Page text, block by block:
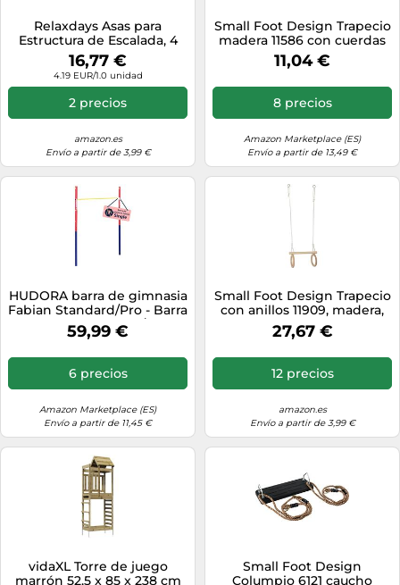
Relaxdays Asas para
Estructura de Escalada, 4
Unidades, hasta 100 kg,
Torre de Juego y Cama Alta,
Accesorios, plástico, Rojo
16,77 €
4.19 EUR/1.0 unidad
2 precios
amazon.es
Envío a partir de 3,99 €
Small Foot Design Trapecio
madera 11586 con cuerdas
ajustables, como barra o
columpio multicolor
11,04 €
8 precios
Amazon Marketplace (ES)
Envío a partir de 13,49 €
HUDORA barra de gimnasia
Fabian Standard/Pro - Barra
de gimnasia simple/doble
para niños y adultos -
de altura - Barra fitness
resistente para exteriores
59,99 €
6 precios
Amazon Marketplace (ES)
Envío a partir de 11,45 €
Small Foot Design Trapecio
con anillos 11909, madera,
para columpio o trampolín,
desde 3 años
27,67 €
12 precios
amazon.es
Envío a partir de 3,99 €
vidaXL Torre de juego
marrón 52,5 x 85 x 238 cm
Small Foot Design
Columpio 6121 caucho